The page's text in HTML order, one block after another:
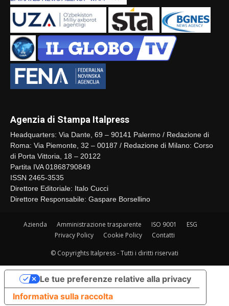
Agenzia di Stampa Italpress
Headquarters: Via Dante, 69 – 90141 Palermo / Redazione di
Roma: Via Piemonte, 32 – 00187 / Redazione di Milano: Corso
di Porta Vittoria, 18 – 20122
Partita IVA 01868790849
ISSN 2465-3535
Direttore Editoriale: Italo Cucci
Direttore Responsabile: Gaspare Borsellino
Azienda Amministrazione trasparente ISO 9001
ESG
Privacy Policy
Cookie Policy Contatti
© Copyrights Italpress - Tutti i diritti riservati
Informativa sulla raccolta
Le tue preferenze relative alla privacy